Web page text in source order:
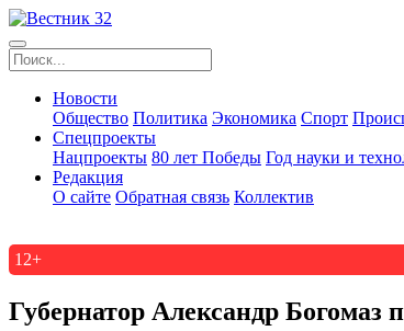
Новости
Общество Политика Экономика Спорт
Спецпроекты
Нацпроекты 80 лет Победы Год науки и
Редакция
О сайте Обратная связь Коллектив
12+
Губернатор Александр Богомаз